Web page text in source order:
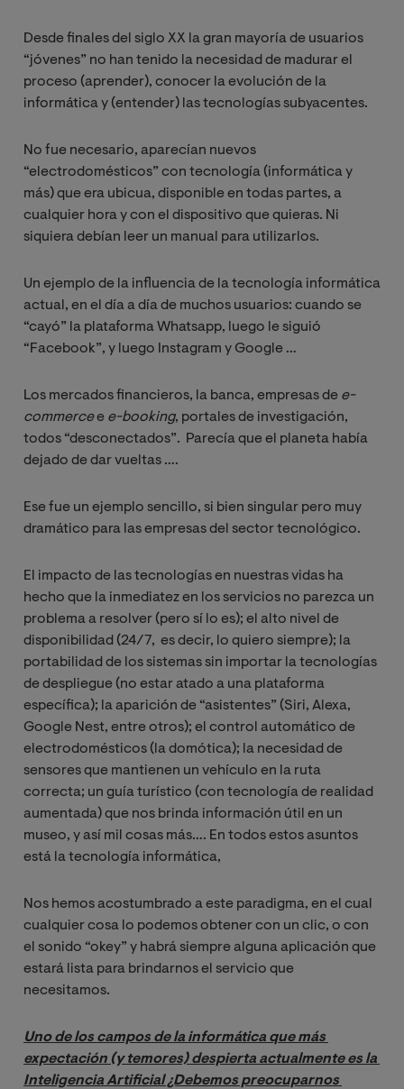
Desde finales del siglo XX la gran mayoría de usuarios
“jóvenes” no han tenido la necesidad de madurar el
proceso (aprender), conocer la evolución de la
informática y (entender) las tecnologías subyacentes.
No fue necesario, aparecían nuevos
“electrodomésticos” con tecnología (informática y
más) que era ubicua, disponible en todas partes, a
cualquier hora y con el dispositivo que quieras. Ni
siquiera debían leer un manual para utilizarlos.
Un ejemplo de la influencia de la tecnología informática
actual, en el día a día de muchos usuarios: cuando se
“cayó” la plataforma Whatsapp, luego le siguió
“Facebook”, y luego Instagram y Google …
Los mercados financieros, la banca, empresas de e-
commercee e-booking, portales de investigación,
todos “desconectados”. Parecía que el planeta había
dejado de dar vueltas ….
Ese fue un ejemplo sencillo, si bien singular pero muy
dramático para las empresas del sector tecnológico.
El impacto de las tecnologías en nuestras vidas ha
hecho que la inmediatez en los servicios no parezca un
problema a resolver (pero sí lo es); el alto nivel de
disponibilidad (24/7, es decir, lo quiero siempre); la
portabilidad de los sistemas sin importar la tecnologías
de despliegue (no estar atado a una plataforma
específica); la aparición de “asistentes” (Siri, Alexa,
Google Nest, entre otros); el control automático de
electrodomésticos (la domótica); la necesidad de
sensores que mantienen un vehículo en la ruta
correcta; un guía turístico (con tecnología de realidad
aumentada) que nos brinda información útil en un
museo, y así mil cosas más…. En todos estos asuntos
está la tecnología informática,
Nos hemos acostumbrado a este paradigma, en el cual
cualquier cosa lo podemos obtener con un clic, o con
el sonido “okey” y habrá siempre alguna aplicación que
estará lista para brindarnos el servicio que
necesitamos.
Uno de los campos de la informática que más
expectación (y temores) despierta actualmente es la
Inteligencia Artificial ¿Debemos preocuparnos